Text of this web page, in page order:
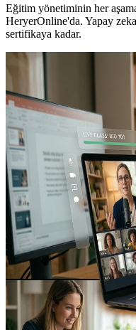
Eğitim yönetiminin her
HeryerOnline'da. Yapay
sertifikaya kadar.